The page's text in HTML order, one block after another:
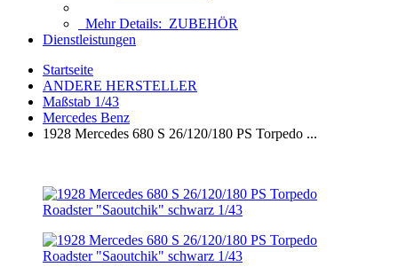
Mehr Details: ZUBEHÖR
Dienstleistungen
Startseite
ANDERE HERSTELLER
Maßstab 1/43
Mercedes Benz
1928 Mercedes 680 S 26/120/180 PS Torpedo ...